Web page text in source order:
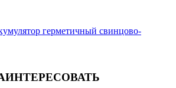
герметичный свинцово-